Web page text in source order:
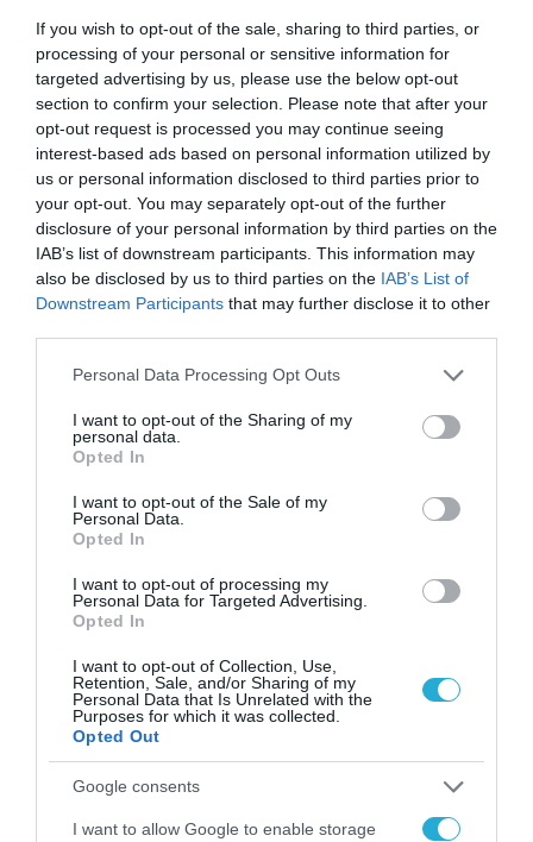
If you wish to opt-out of the sale, sharing to third parties, or
processing of your personal or sensitive information for
targeted advertising by us, please use the below opt-out
section to confirm your selection. Please note that after your
opt-out request is processed you may continue seeing
interest-based ads based on personal information utilized by
us or personal information disclosed to third parties prior to
your opt-out. You may separately opt-out of the further
disclosure of your personal information by third parties on the
IAB’s list of downstream participants. This information may
also be disclosed by us to third parties on the IAB’s List of
Downstream Participants that may further disclose it to other
Please note that this website/app uses one or more Google
not limited to your visit or usage behaviour. You may click to
grant or deny consent to Google and its third-party tags to
use your data for below specified purposes in below Google
consent section.
Personal Data Processing Opt Outs
I want to opt-out of the Sharing of my
personal data.
Opted In
I want to opt-out of the Sale of my
Personal Data.
Opted In
I want to opt-out of processing my
Personal Data for Targeted Advertising.
Opted In
I want to opt-out of Collection, Use,
Retention, Sale, and/or Sharing of my
Personal Data that Is Unrelated with the
Purposes for which it was collected.
Opted Out
Google consents
I want to allow Google to enable storage
σχετική ανάρτηση ιστολογίου της εταιρείας
στη διεύθυνση: https://www.dell.com/en-
us/blog/new-servers-for-computing-at-the-
edge/.
TAGS: DELL TECHNOLOGIES EDGE COMPUTING